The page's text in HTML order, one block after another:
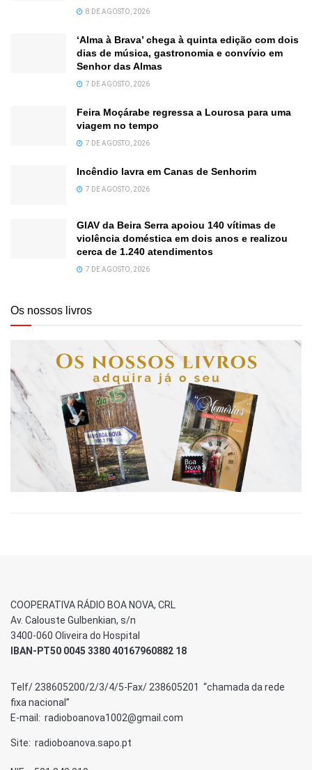
8 DE AGOSTO, 2026
‘Alma à Brava’ chega à quinta edição com dois
dias de música, gastronomia e convívio em
Senhor das Almas
7 DE AGOSTO, 2026
Feira Moçárabe regressa a Lourosa para uma
viagem no tempo
7 DE AGOSTO, 2026
Incêndio lavra em Canas de Senhorim
7 DE AGOSTO, 2026
GIAV da Beira Serra apoiou 140 vítimas de
violência doméstica em dois anos e realizou
cerca de 1.240 atendimentos
7 DE AGOSTO, 2026
Os nossos livros
COOPERATIVA RÁDIO BOA NOVA, CRL
Av. Calouste Gulbenkian, s/n
3400-060 Oliveira do Hospital
IBAN-PT50 0045 3380 40167960882 18
Telf/ 238605200/2/3/4/5-Fax/ 238605201 “chamada da rede
fixa nacional”
E-mail: radioboanova1002@gmail.com
Site: radioboanova.sapo.pt